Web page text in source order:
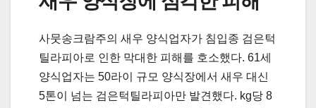
사뭇송크람주의 새우 양식업자가 침입종 검은턱
틸라피아로 인한 막대한 피해를 호소했다. 61세
양식업자는 50라이 규모 양식장에서 새우 대신
5톤이 넘는 검은턱틸라피아만 발견했다. kg당 8